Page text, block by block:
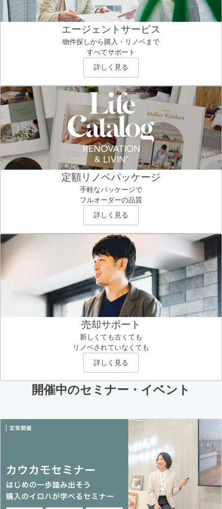
エージェントサービス
物件探しから購入・リノベまで
すべてサポート
詳しく見る
定額リノベパッケージ
手軽なパッケージで
フルオーダーの品質
詳しく見る
売却サポート
新しくても古くても
リノベされていなくても
詳しく見る
開催中のセミナー・イベント